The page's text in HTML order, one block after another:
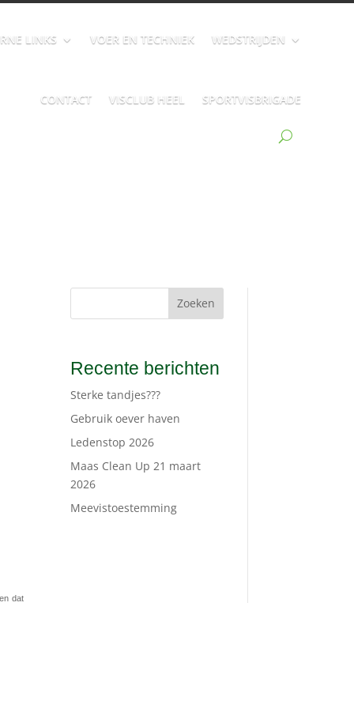
LINKS VOER EN TECHNIEK WEDSTRIJDEN
CONTACT VISCLUB HEEL SPORTVISBRIGADE
dat
Zoeken
Recente berichten
Sterke tandjes???
Gebruik oever haven
Ledenstop 2026
Maas Clean Up 21 maart
2026
Meevistoestemming